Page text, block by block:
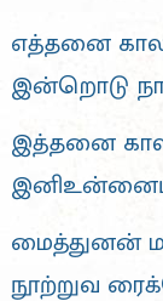
எத்தனை
இன்றொடு
இத்தனை
மைத்துனன்
நூற்றுவ